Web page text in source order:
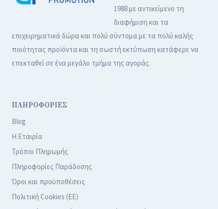
1988 με αντικείμενο τη
διαφήμιση και τα
επιχειρηματικά δώρα και πολύ σύντομα με τα πολύ καλής
ποιότητας προϊόντα και τη σωστή εκτύπωση κατάφερε να
επεκταθεί σε ένα μεγάλο τμήμα της αγοράς.
ΠΛΗΡΟΦΟΡΙΕΣ
Blog
Η Εταιρία
Τρόποι Πληρωμής
Πληροφορίες Παράδοσης
Όροι και προϋποθέσεις
Πολιτική Cookies (ΕΕ)